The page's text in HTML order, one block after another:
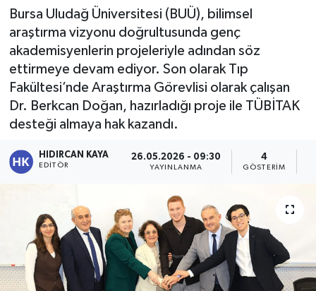
Bursa Uludağ Üniversitesi (BUÜ), bilimsel
araştırma vizyonu doğrultusunda genç
akademisyenlerin projeleriyle adından söz
ettirmeye devam ediyor. Son olarak Tıp
Fakültesi’nde Araştırma Görevlisi olarak çalışan
Dr. Berkcan Doğan, hazırladığı proje ile TÜBİTAK
desteği almaya hak kazandı.
HIDIRCAN KAYA
EDITÖR
26.05.2026 - 09:30
YAYINLANMA
4
GÖSTERIM
Haber Arşivi